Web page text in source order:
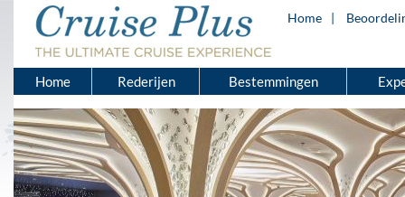
Home
Home Rederijen Bestemmingen